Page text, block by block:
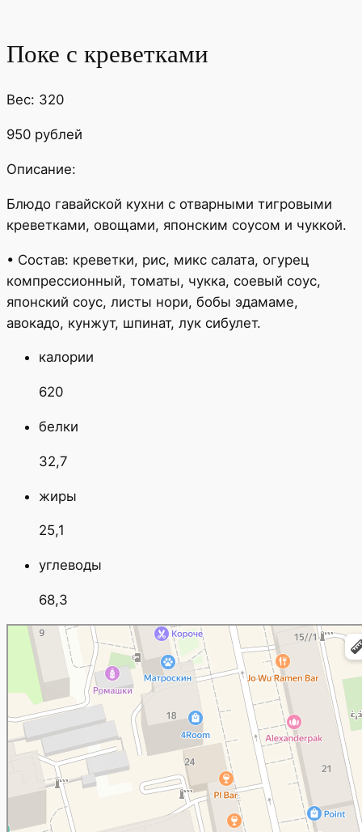
Поке с креветками
Вес: 320
950 рублей
Описание:
Блюдо гавайской кухни с отварными тигровыми
креветками, овощами, японским соусом и чуккой.
• Состав: креветки, рис, микс салата, огурец
компрессионный, томаты, чукка, соевый соус,
японский соус, листы нори, бобы эдамаме,
авокадо, кунжут, шпинат, лук сибулет.
калории
620
белки
32,7
жиры
25,1
углеводы
68,3